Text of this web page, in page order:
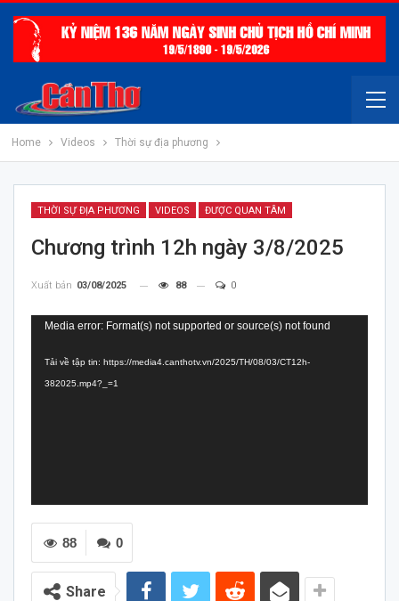
Home Videos Thời sự địa phương
THỜI SỰ ĐỊA PHƯƠNG VIDEOS ĐƯỢC QUAN TÂM
Chương trình 12h ngày 3/8/2025
Xuất bản 03/08/2025 88 0
Trình
Video
Media error: Format(s) not supported or source(s) not found
Tải về tập tin: https://media4.canthotv.vn/2025/TH/08/03/CT12h-
382025.mp4?_=1
0
88
Share